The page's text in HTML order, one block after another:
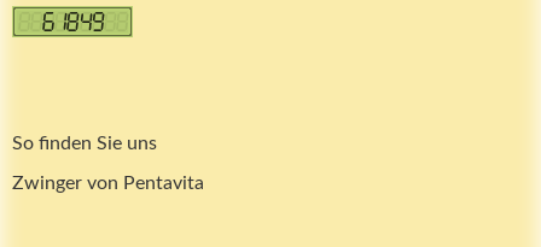
So finden Sie uns
Zwinger von Pentavita